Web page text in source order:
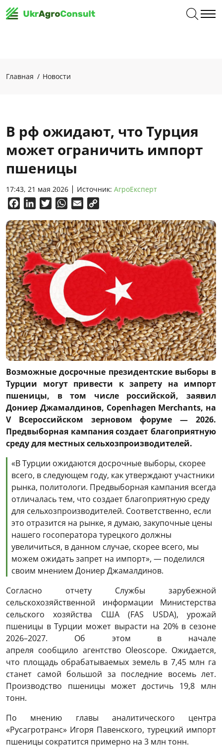
Главная Новости
В рф ожидают, что Турция
может ограничить импорт
пшеницы
17:43, 21 мая 2026 Источник: АгроЕксперт
FacebookLinkedInTwitterWhatsApp
Email
Возможные досрочные президентские выборы в
Турции могут привести к запрету на импорт
пшеницы, в том числе российской, заявил
Дониер Джамалдинов, Copenhagen Merchants, на
V Всероссийском зерновом форуме — 2026.
Предвыборная кампания создает благоприятную
среду для местных сельхозпроизводителей.
«В Турции ожидаются досрочные выборы, скорее
всего, в следующем году, как утверждают участники
рынка, политологи. Предвыборная кампания всегда
отличалась тем, что создает благоприятную среду
для сельхозпроизводителей. Соответственно, если
это отразится на рынке, я думаю, закупочные цены
нашего госоператора турецкого должны
увеличиться, в данном случае, скорее всего, мы
можем ожидать запрет на импорт», — поделился
своим мнением Дониер Джамалдинов.
Согласно отчету Службы зарубежной
сельскохозяйственной информации Министерства
сельского хозяйства США (FAS USDA), урожай
пшеницы в Турции может вырасти на 20% в сезоне
2026–2027. Об этом в начале
апреля сообщило агентство Oleoscope. Ожидается,
что площадь обрабатываемых земель в 7,45 млн га
станет самой большой за последние восемь лет.
Производство пшеницы может достичь 19,8 млн
тонн.
По мнению главы аналитического центра
«Русагротранс» Игоря Павенского, турецкий импорт
пшеницы сократится примерно на 3 млн тонн.